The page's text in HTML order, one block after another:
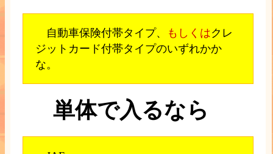
自動車保険付帯タイプ、 もしくはクレ
ジットカード付帯タイプのいずれかか
な。
単体で入るなら